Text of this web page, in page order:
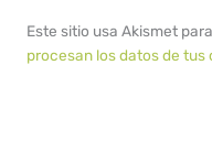
Este sitio usa Akismet
procesan los datos de tus